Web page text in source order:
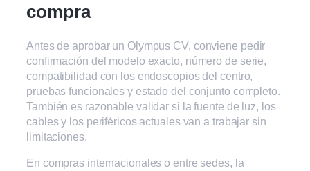
compra
Antes de aprobar un Olympus CV, conviene pedir
confirmación del modelo exacto, número de serie,
compatibilidad con los endoscopios del centro,
pruebas funcionales y estado del conjunto completo.
También es razonable validar si la fuente de luz, los
cables y los periféricos actuales van a trabajar sin
limitaciones.
En compras internacionales o entre sedes, la